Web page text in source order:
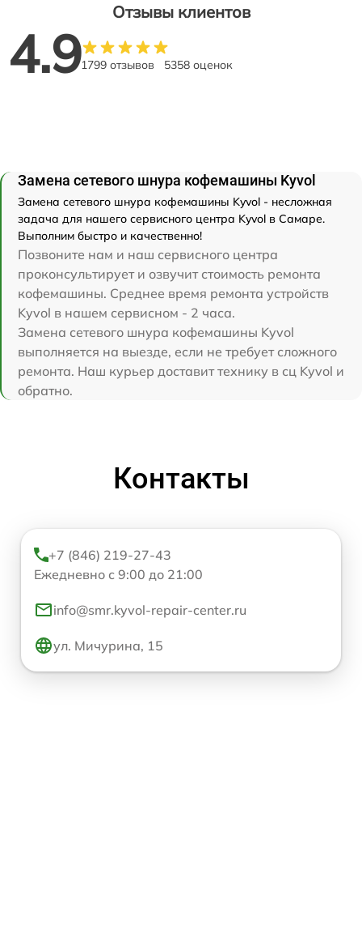
Отзывы клиентов
4.91799 отзывов 5358 оценок
Замена сетевого шнура кофемашины Kyvol
Замена сетевого шнура кофемашины Kyvol - несложная
задача для нашего сервисного центра Kyvol в Самаре.
Выполним быстро и качественно!
Позвоните нам и наш сервисного центра
проконсультирует и озвучит стоимость ремонта
кофемашины. Среднее время ремонта устройств
Kyvol в нашем сервисном - 2 часа.
Замена сетевого шнура кофемашины Kyvol
выполняется на выезде, если не требует сложного
ремонта. Наш курьер доставит технику в сц Kyvol и
обратно.
Контакты
+7 (846) 219-27-43
Ежедневно с 9:00 до 21:00
info@smr.kyvol-repair-center.ru
ул. Мичурина, 15